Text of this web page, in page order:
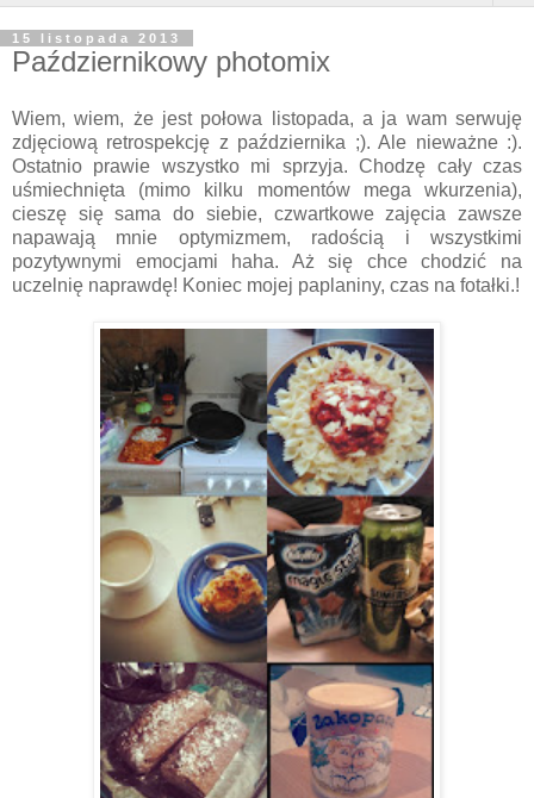
15 listopada 2013
Październikowy photomix
Wiem, wiem, że jest połowa listopada, a ja wam serwuję
zdjęciową retrospekcję z października ;). Ale nieważne :).
Ostatnio prawie wszystko mi sprzyja. Chodzę cały czas
uśmiechnięta (mimo kilku momentów mega wkurzenia),
cieszę się sama do siebie, czwartkowe zajęcia zawsze
napawają mnie optymizmem, radością i wszystkimi
pozytywnymi emocjami haha. Aż się chce chodzić na
uczelnię naprawdę! Koniec mojej paplaniny, czas na fotałki.!